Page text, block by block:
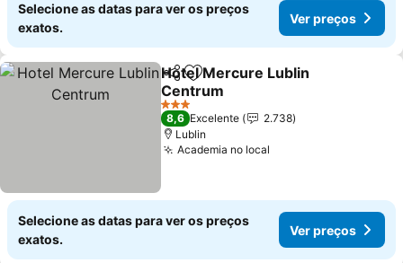
Selecione as datas para ver os preços
exatos.
Ver preços
PartilharAdicionar aos favoritos
Hotel Mercure Lublin
Centrum
3 Estrelas
8,6 Excelente
2.738
Lublin
Academia no local
Selecione as datas para ver os preços
exatos.
Ver preços